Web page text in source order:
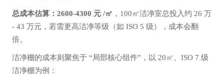
总成本估算：2600-4300 元 /㎡ ，100㎡洁净室总投入约 26 万
- 43 万元，若需更高洁净等级（如 ISO 5 级），成本会翻
倍。
洁净棚的成本则聚焦于 “局部核心组件”，以 20㎡、ISO 7 级
洁净棚为例：